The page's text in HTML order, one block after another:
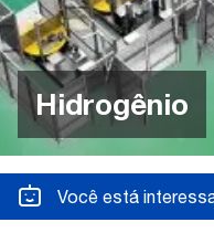
Hidrogênio
Você está